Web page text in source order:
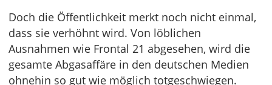
Doch die Öffentlichkeit merkt noch nicht einmal,
dass sie verhöhnt wird. Von löblichen
Ausnahmen wie Frontal 21 abgesehen, wird die
gesamte Abgasaffäre in den deutschen Medien
ohnehin so gut wie möglich totgeschwiegen.